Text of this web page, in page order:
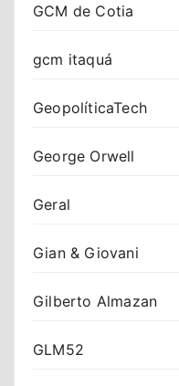
GCM de Cotia
gcm itaquá
GeopolíticaTech
George Orwell
Geral
Gian & Giovani
Gilberto Almazan
GLM52